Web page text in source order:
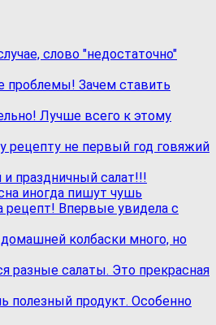
слово "недостаточно"
проблемы! Зачем ставить
Лучше всего к этому
рецепту не первый год говяжий
праздничный салат!!!
иногда пишут чушь
рецепт! Впервые увидела с
колбаски много, но
разные салаты. Это прекрасная
полезный продукт. Особенно